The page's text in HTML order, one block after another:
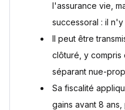
l'assurance vie,
successoral : il
Il peut être
clôturé, y compris
séparant nue-
Sa fiscalité
gains avant 8 ans,